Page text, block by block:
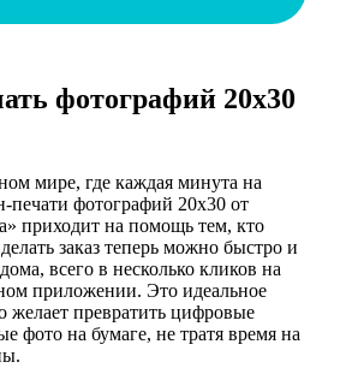
фотографий 20х30
мире, где каждая минута на
печати фотографий 20х30 от
приходит на помощь тем, кто
заказ теперь можно быстро и
всего в несколько кликов на
приложении. Это идеальное
желает превратить цифровые
фото на бумаге, не тратя время на